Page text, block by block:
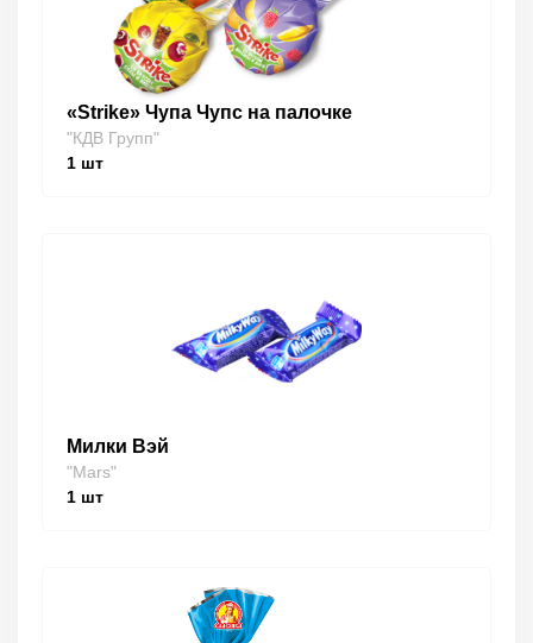
«Strike» Чупа Чупс на палочке
"КДВ Групп"
1 шт
Милки Вэй
"Mars"
1 шт